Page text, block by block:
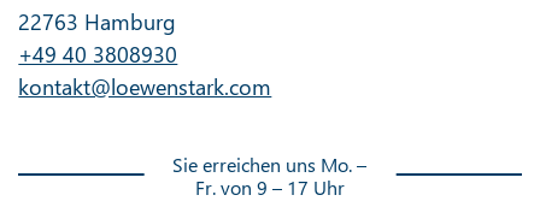
22763 Hamburg
+49 40 3808930
kontakt@loewenstark.com
Sie erreichen uns Mo. –
Fr. von 9 – 17 Uhr